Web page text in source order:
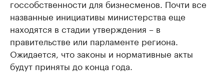
госсобственности для бизнесменов. Почти все
названные инициативы министерства еще
находятся в стадии утверждения – в
правительстве или парламенте региона.
Ожидается, что законы и нормативные акты
будут приняты до конца года.